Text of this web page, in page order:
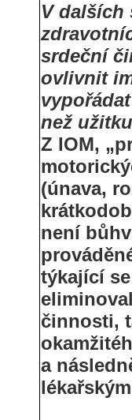
V dalších
srdeční
ovlivnit
než
Z IOM,
(únava,
není
týkající
činnosti,
a